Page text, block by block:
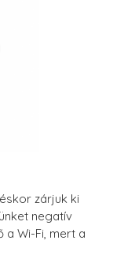
zárjuk ki
negatív
a Wi-Fi, mert a